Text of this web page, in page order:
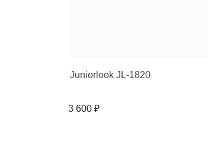
Juniorlook JL-1820
3 600 ₽